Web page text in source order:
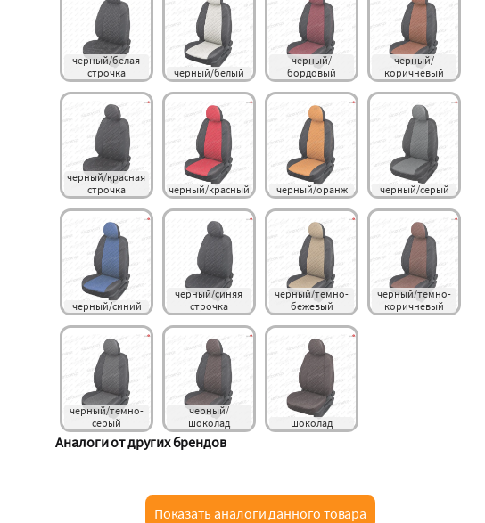
черный/белая
строчка
черный/белый
черный/
бордовый
черный/
коричневый
черный/красная
строчка
черный/красный черный/оранж черный/серый
черный/синий
черный/синяя
строчка
черный/темно-
бежевый
черный/темно-
коричневый
черный/темно-
серый
черный/
шоколад
шоколад
Аналоги от других брендов
Показать аналоги данного товара